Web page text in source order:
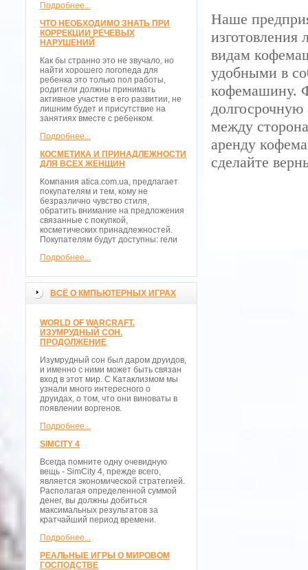
Подробнее...
ЧТО НЕОБХОДИМО ЗНАТЬ ПРИ
КОРРЕКЦИИ РЕЧЕВЫХ
НАРУШЕНИЙ
Как бы странно это не звучало, но
найти хорошего логопеда для
ребенка это только пол работы,
родители должны принимать
активное участие в его развитии, не
лишним будет и присутствие на
занятиях вместе с ребенком.
Подробнее...
КОСМЕТИКА И ПРИНАДЛЕЖНОСТИ
ДЛЯ ВСЕХ ЖЕНЩИН
Компания atica.com.ua, предлагает
покупателям и тем, кому не
безразлично чувство стиля,
обратить внимание на предложения
связанные с покупкой,
косметических принадлежностей.
Покупателям будут доступны: гели
Подробнее...
ВСЁ О КМПЬЮТЕРНЫХ ИГРАХ
WORLD OF WARCRAFT.
ИЗУМРУДНЫЙ СОН.
ПРОДОЛЖЕНИЕ
Изумрудный сон был даром друидов,
и именно с ними может быть связан
вход в этот мир. С Катаклизмом мы
узнали много интересного о
друидах, о том, что они виноваты в
появлении воргенов.
Подробнее...
SIMCITY 4
Всегда помните одну очевидную
вещь - SimCity 4, прежде всего,
является экономической стратегией.
Располагая определенной суммой
денег, вы должны добиться
максимальных результатов за
кратчайший период времени.
Подробнее...
РЕАЛЬНЫЕ ИГРЫ О МИРОВОМ
ГОСПОДСТВЕ
Наше
видам
удобными в
кофемашину.
между
аренду
сделайте